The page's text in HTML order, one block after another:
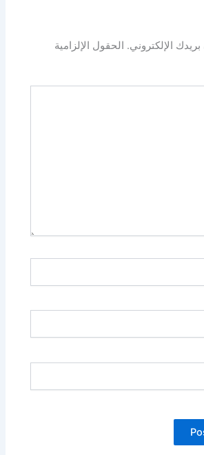
الإلكتروني. الحقول الإلزامية